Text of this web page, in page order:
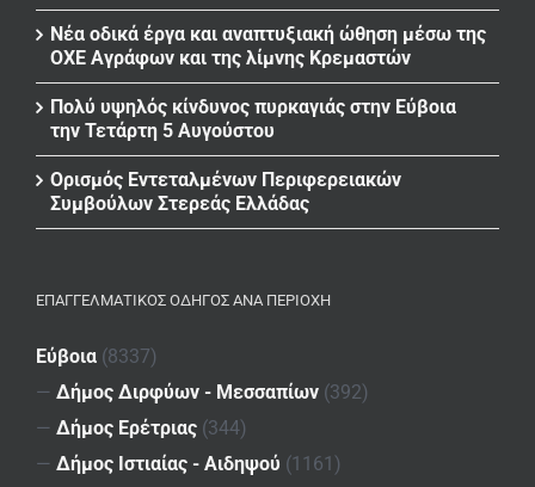
Νέα οδικά έργα και αναπτυξιακή ώθηση μέσω της
ΟΧΕ Αγράφων και της λίμνης Κρεμαστών
Πολύ υψηλός κίνδυνος πυρκαγιάς στην Εύβοια
την Τετάρτη 5 Αυγούστου
Ορισμός Εντεταλμένων Περιφερειακών
Συμβούλων Στερεάς Ελλάδας
ΕΠΑΓΓΕΛΜΑΤΙΚΌΣ ΟΔΗΓΌΣ ΑΝΆ ΠΕΡΙΟΧΉ
Εύβοια (8337)
— Δήμος Διρφύων - Μεσσαπίων (392)
— Δήμος Ερέτριας (344)
— Δήμος Ιστιαίας - Αιδηψού (1161)